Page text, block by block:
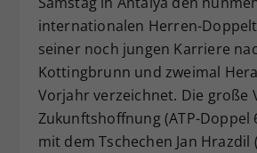
internationalen Herren-
seiner noch jungen Karriere
Kottingbrunn und zweimal
Vorjahr verzeichnet. Die große
Zukunftshoffnung (ATP-Doppel
mit dem Tschechen Jan Hrazdil
Zweck
Dieser Wert speichert
Einstellungen. Unter
zufällig generierte ID,
historische
vorgenommen
Webseiten-Betreiber
hat.